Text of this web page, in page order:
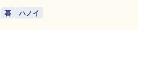
暮 ハノイ